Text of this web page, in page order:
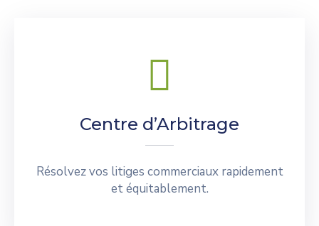
Centre d’Arbitrage
Résolvez vos litiges commerciaux rapidement
et équitablement.